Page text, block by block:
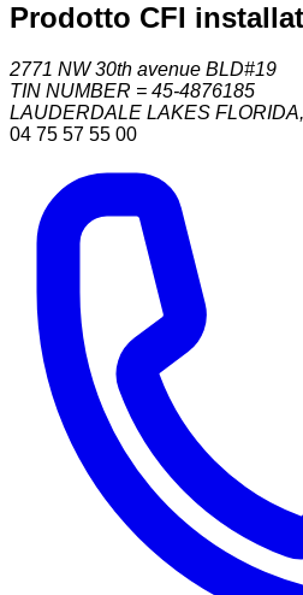
Prodotto CFI
2771 NW 30th avenue BLD#19
TIN NUMBER = 45-4876185
LAUDERDALE LAKES FLORIDA,
04 75 57 55 00